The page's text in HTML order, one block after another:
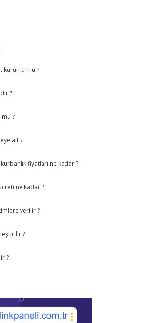
kurumu mu ?
?
?
ait ?
fiyatları ne kadar ?
ne kadar ?
verilir ?
?
?